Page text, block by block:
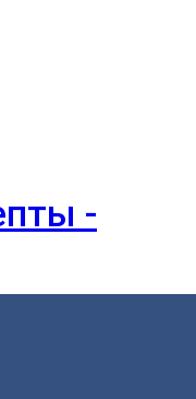
-